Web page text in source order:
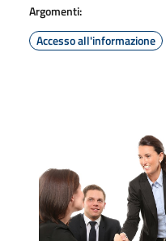
Argomenti:
Accesso all'informazione